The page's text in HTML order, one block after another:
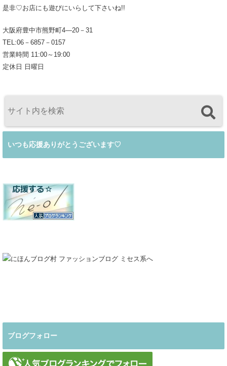
是非♡お店にも遊びにいらして下さいね!!
大阪府豊中市熊野町4―20－31
TEL:06－6857－0157
営業時間 11:00～19:00
定休日 日曜日
いつも応援ありがとうございます♡
ブログフォロー